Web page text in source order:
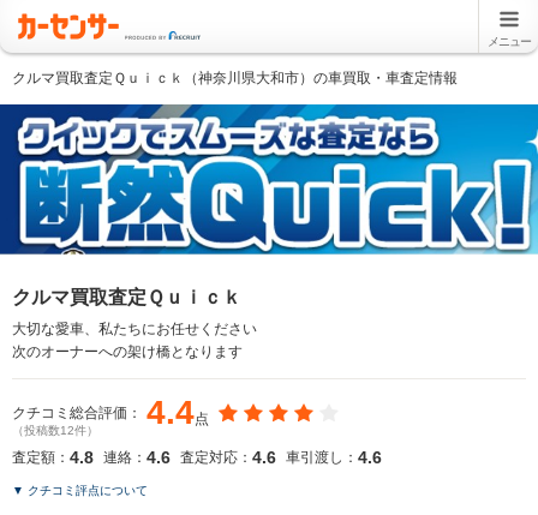
メニュー
クルマ買取査定Ｑｕｉｃｋ（神奈川県大和市）の車買取・車査定情報
クルマ買取査定Ｑｕｉｃｋ
大切な愛車、私たちにお任せください
次のオーナーへの架け橋となります
クチコミ総合評価： 4.4点
（投稿数12件）
査定額： 4.8 連絡： 4.6 査定対応： 4.6 車引渡し： 4.6
▼ クチコミ評点について